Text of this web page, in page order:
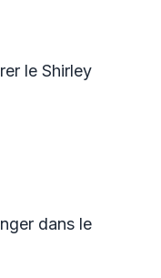
le Shirley
dans le